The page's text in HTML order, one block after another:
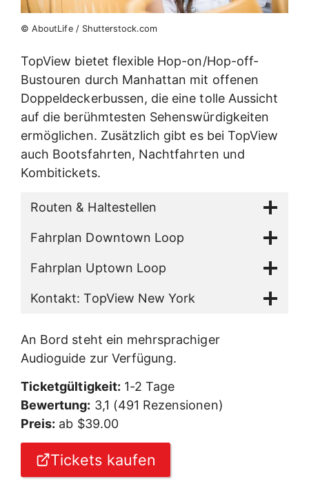
© AboutLife / Shutterstock.com
TopView bietet flexible Hop-on/Hop-off-
Bustouren durch Manhattan mit offenen
Doppeldeckerbussen, die eine tolle Aussicht
auf die berühmtesten Sehenswürdigkeiten
ermöglichen. Zusätzlich gibt es bei TopView
auch Bootsfahrten, Nachtfahrten und
Kombitickets.
Routen & Haltestellen
Fahrplan Downtown Loop
Fahrplan Uptown Loop
Kontakt: TopView New York
An Bord steht ein mehrsprachiger
Audioguide zur Verfügung.
Ticketgültigkeit: 1-2 Tage
Bewertung: 3,1 (491 Rezensionen)
Preis: ab $39.00
Tickets kaufen